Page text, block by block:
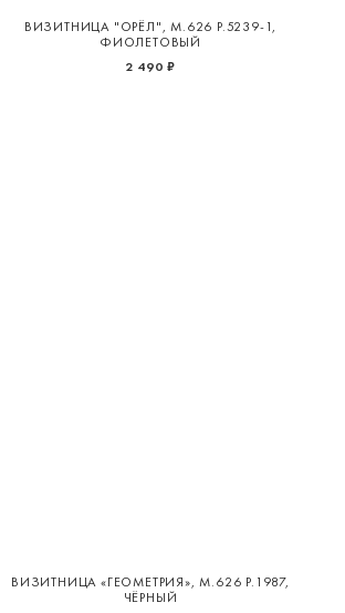
ВИЗИТНИЦА "ОРЁЛ", М.626 Р.5239-1,
ФИОЛЕТОВЫЙ
2 490 ₽
ВИЗИТНИЦА «ГЕОМЕТРИЯ», М.626 Р.1987,
ЧЁРНЫЙ